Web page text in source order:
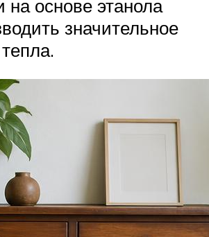
на основе этанола
значительное